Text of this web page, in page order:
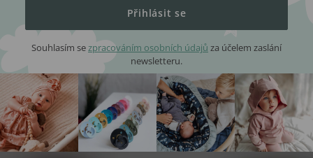
Přihlásit se
Souhlasím se zpracováním osobních údajů za účelem zaslání
newsletteru.